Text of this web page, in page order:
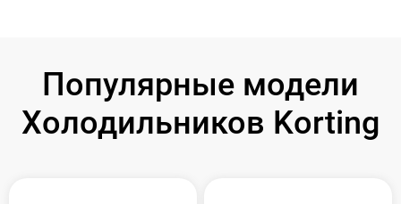
Популярные модели
Холодильников Korting